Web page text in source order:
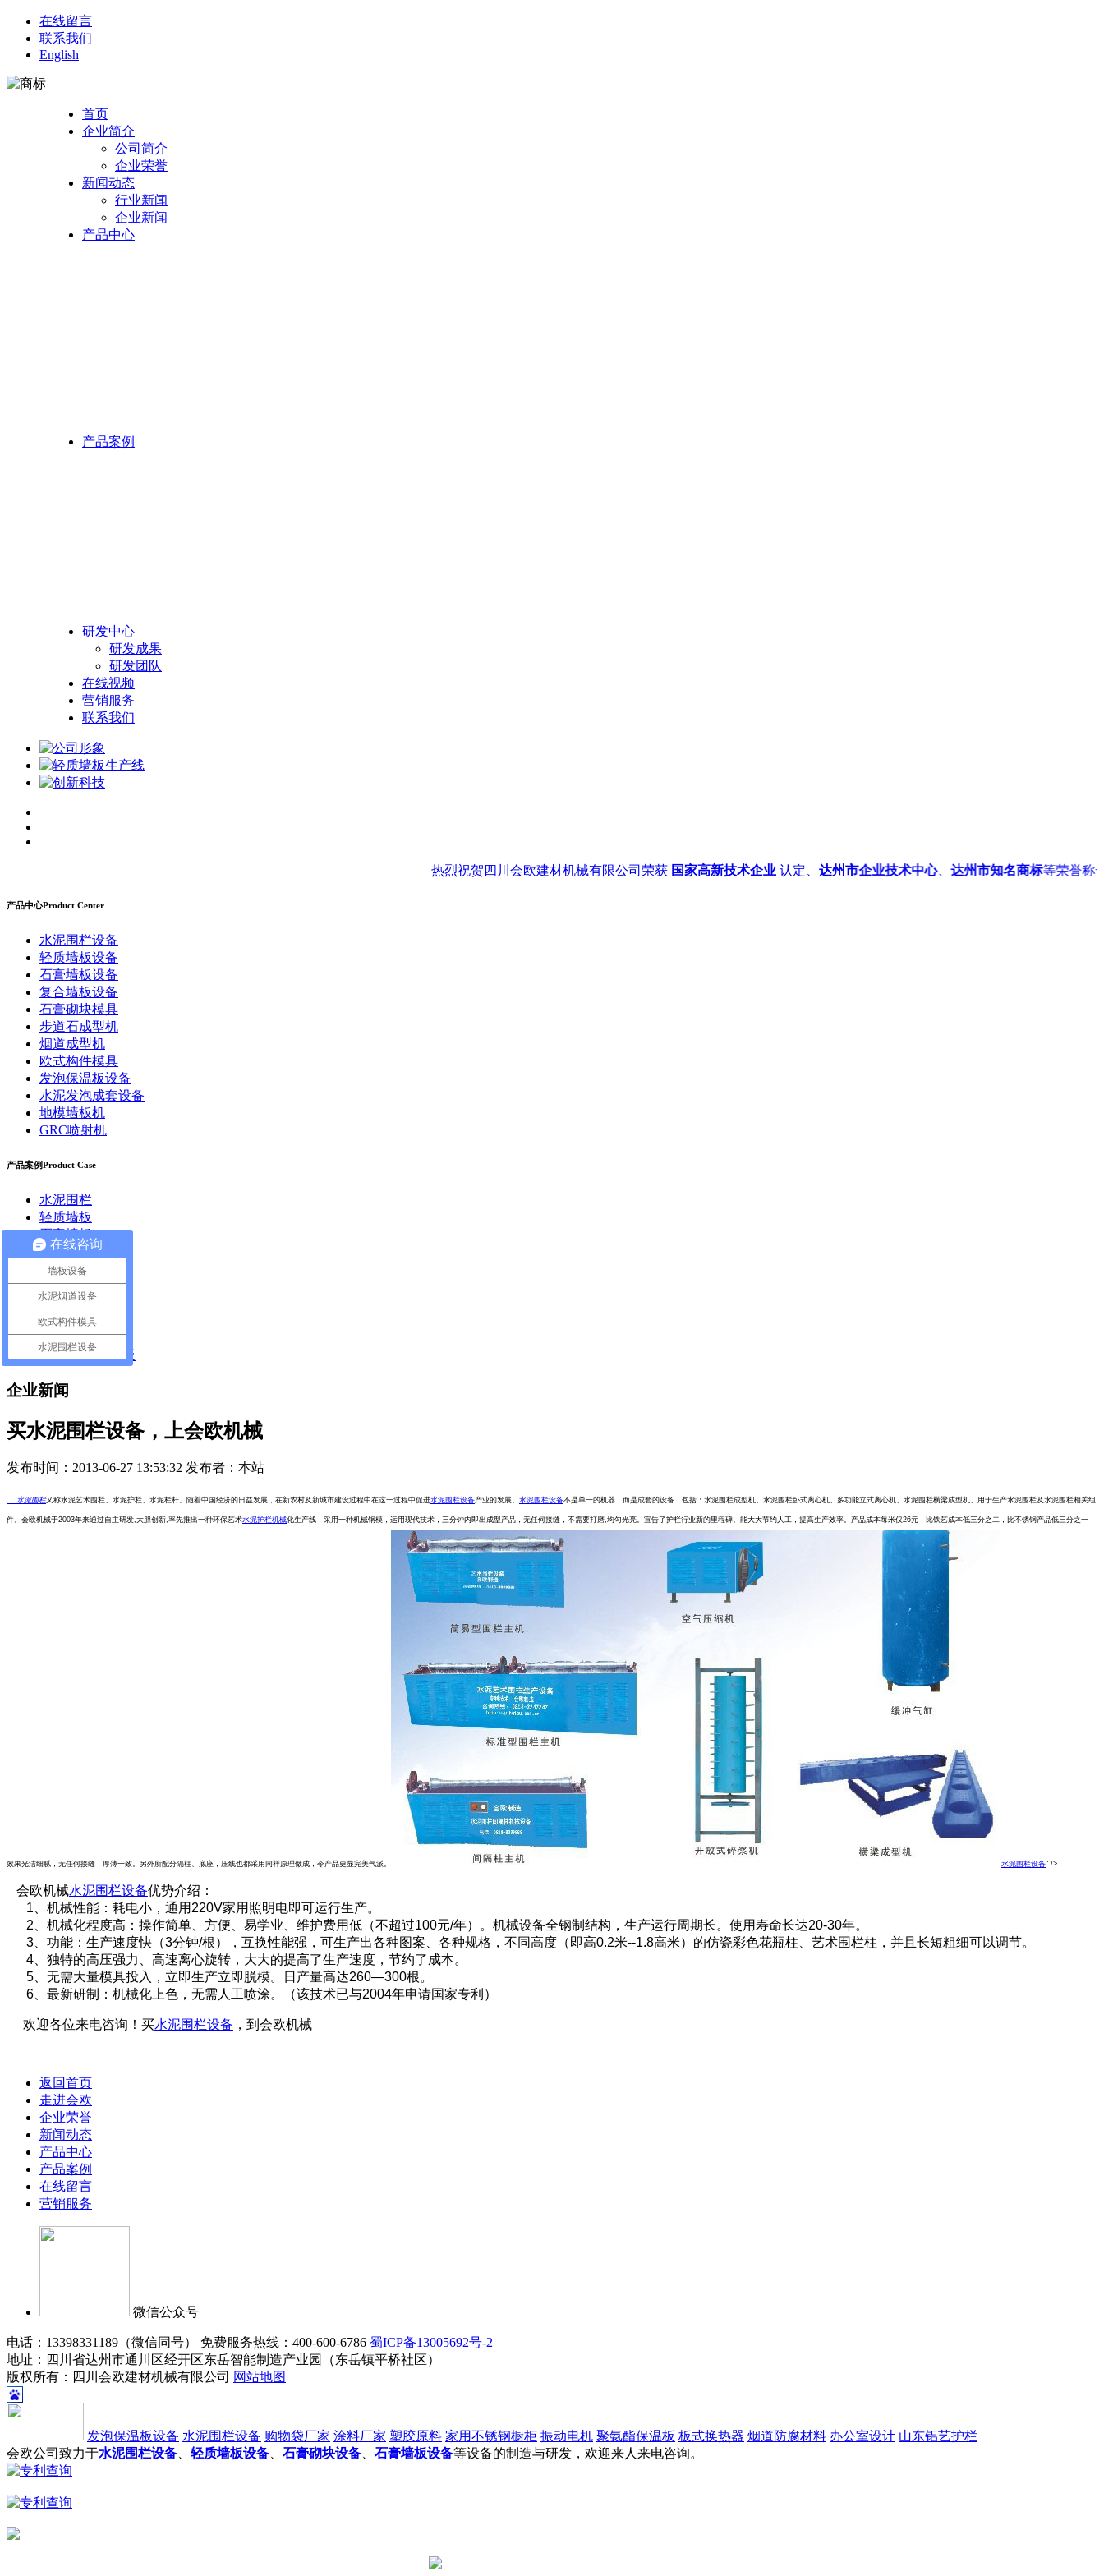
在线留言
联系我们
English
首页
企业简介
公司简介
企业荣誉
新闻动态
行业新闻
企业新闻
产品中心
产品案例
研发中心
研发成果
研发团队
在线视频
营销服务
联系我们
热烈祝贺四川会欧建材机械有限公司荣获国家高新技术企业认定、达州市企业技术中心、达州市知名商标等荣誉称号！
产品中心Product Center
水泥围栏设备
轻质墙板设备
石膏墙板设备
复合墙板设备
石膏砌块模具
步道石成型机
烟道成型机
欧式构件模具
发泡保温板设备
水泥发泡成套设备
地模墙板机
GRC喷射机
产品案例Product Case
水泥围栏
轻质墙板
石膏墙板
石膏砌块
仿真步道石
轻质排烟道
GRC构件生产
水泥保温板
GRC喷射机
地膜机-轻质墙板
企业新闻
买水泥围栏设备，上会欧机械
发布时间：2013-06-27 13:53:32 发布者：本站
水泥围栏又称水泥艺术围栏、水泥护栏、水泥栏杆。随着中国经济的日益发展，在新农村及新城市建设过程中在这一过程中促进水泥围栏设备产业的发展。 水泥围栏设备不是单一的机器，而是成套的设备！包括：水泥围栏成型机、水泥围栏卧式离心机、多功能立式离心机、水泥围栏横梁成型机、用于生产水泥围栏及水泥围栏相关组
件。会欧机械于2003年来通过自主研发,大胆创新,率先推出一种环保艺术水泥护栏机械化生产线，采用一种机械钢模，运用现代技术，三分钟内即出成型产品，无任何接缝，不需要打磨,均匀光亮。宣告了护栏行业新的里程碑。能大大节约人工，提高生产效率。产品成本每米仅26元，比铁艺成本低三分之二，比不锈钢产品低三分之一，
效果光洁细腻，无任何接缝，厚薄一致。另外所配分隔柱、底座，压线也都采用同样原理做成，令产品更显完美气派。 水泥围栏设备" />
会欧机械水泥围栏设备优势介绍：
1、机械性能：耗电小，通用220V家用照明电即可运行生产。
2、机械化程度高：操作简单、方便、易学业、维护费用低（不超过100元/年）。机械设备全钢制结构，生产运行周期长。使用寿命长达20-30年。
3、功能：生产速度快（3分钟/根），互换性能强，可生产出各种图案、各种规格，不同高度（即高0.2米--1.8高米）的仿瓷彩色花瓶柱、艺术围栏柱，并且长短粗细可以调节。
4、独特的高压强力、高速离心旋转，大大的提高了生产速度，节约了成本。
5、无需大量模具投入，立即生产立即脱模。日产量高达260—300根。
6、最新研制：机械化上色，无需人工喷涂。（该技术已与2004年申请国家专利）
欢迎各位来电咨询！买水泥围栏设备 ，到会欧机械
返回首页
走进会欧
企业荣誉
新闻动态
产品中心
产品案例
在线留言
营销服务
微信公众号
电话：13398331189（微信同号） 免费服务热线：400-600-6786 蜀ICP备13005692号-2
地址：四川省达州市通川区经开区东岳智能制造产业园（东岳镇平桥社区）
版权所有：四川会欧建材机械有限公司 网站地图
发泡保温板设备 水泥围栏设备 购物袋厂家 涂料厂家 塑胶原料 家用不锈钢橱柜 振动电机 聚氨酯保温板 板式换热器 烟道防腐材料 办公室设计 山东铝艺护栏
会欧公司致力于水泥围栏设备、 轻质墙板设备、 石膏砌块设备、 石膏墙板设备等设备的制造与研发，欢迎来人来电咨询。
在线咨询
墙板设备
水泥烟道设备
欧式构件模具
水泥围栏设备